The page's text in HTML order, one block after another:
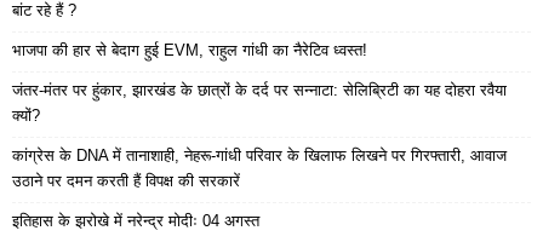
बांट रहे हैं ?
भाजपा की हार से बेदाग हुई EVM, राहुल गांधी का नैरेटिव ध्वस्त!
जंतर-मंतर पर हुंकार, झारखंड के छात्रों के दर्द पर सन्नाटा: सेलिब्रिटी का यह दोहरा रवैया
क्यों?
कांग्रेस के DNA में तानाशाही, नेहरू-गांधी परिवार के खिलाफ लिखने पर गिरफ्तारी, आवाज
उठाने पर दमन करती हैं विपक्ष की सरकारें
इतिहास के झरोखे में नरेन्द्र मोदीः 04 अगस्त